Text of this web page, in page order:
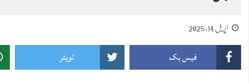
اپریل 14, 2025
فیس بک ٹویٹر